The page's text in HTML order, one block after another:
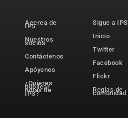
Acerca de
IPS
Nuestros
socios
Contáctenos
Apóyenos
¿Quieres
publicar
notas de
IPS?
Sigue a IPS
Inicio
Twitter
Facebook
Flickr
Reglas de
comunidad